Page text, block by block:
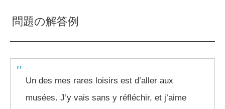
問題の解答例
Un des mes rares loisirs est d’aller aux
musées. J’y vais sans y réfléchir, et j’aime